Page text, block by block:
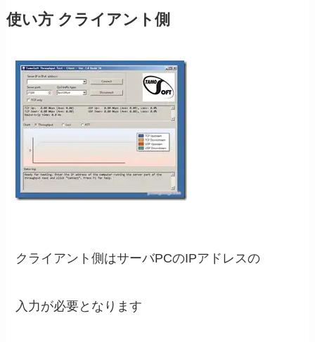
使い方 クライアント側
クライアント側はサーバPCのIPアドレスの
入力が必要となります